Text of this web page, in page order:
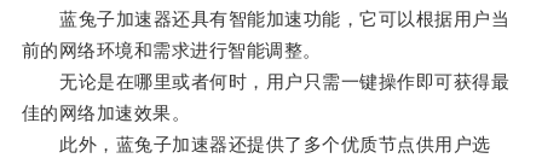
蓝兔子加速器还具有智能加速功能，它可以根据用户当
前的网络环境和需求进行智能调整。
无论是在哪里或者何时，用户只需一键操作即可获得最
佳的网络加速效果。
此外，蓝兔子加速器还提供了多个优质节点供用户选